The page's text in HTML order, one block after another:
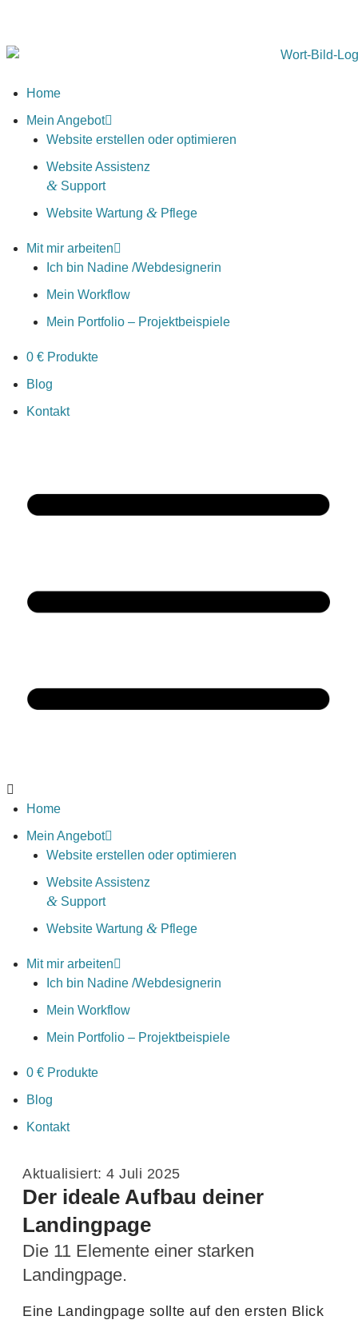
Home
Mein Angebot
Website erstellen oder optimieren
Website Assistenz
& Support
Website Wartung & Pflege
Mit mir arbeiten
Ich bin Nadine /​Webdesignerin
Mein Workflow
Mein Portfolio – Projektbeispiele
0 € Produkte
Blog
Kontakt
Home
Mein Angebot
Website erstellen oder optimieren
Website Assistenz
& Support
Website Wartung & Pflege
Mit mir arbeiten
Ich bin Nadine /​Webdesignerin
Mein Workflow
Mein Portfolio – Projektbeispiele
0 € Produkte
Blog
Kontakt
Aktua­li­siert: 4 Juli 2025
Der ideale Aufbau deiner
Landingpage
Die 11 Elemente einer starken
Landingpage.
Eine Landing­page sollte auf den ersten Blick